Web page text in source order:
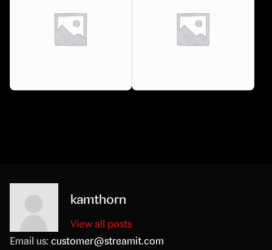
kamthorn
View all posts
Email us:customer@streamit.com